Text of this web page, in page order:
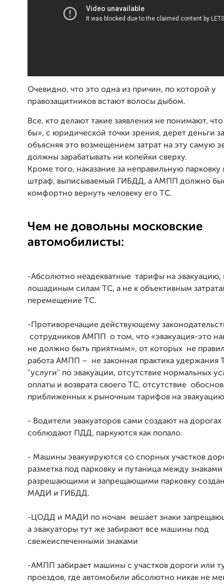
Очевидно, что это одна из причин, по которой у
правозащитников встают волосы дыбом.
Все, кто делают такие заявления не понимают,
бы», с юридической точки зрения, дерет деньги
объясняя это возмещением затрат на эту самую
должны зарабатывать ни копейки сверху.
Кроме того, наказание за неправильную парковку
штраф, выписываемый ГИБДД, а АМПП должно
комфортно вернуть человеку его ТС.
Чем не довольны московские
автомобилисты:
-Абсолютно неадекватные тарифы на эвакуацию,
лошадиным силам ТС, а не к объективным
перемещение ТС.
-Противоречащие действующему
сотрудников АМПП о том, что «эвакуация-это
не должно быть приятным», от которых не
работа АМПП – не законная практика удержания
"услуги" по эвакуации, отсутствие нормальных
оплаты и возврата своего ТС, отсутствие
приближенных к рыночным тарифов на
- Водители эвакуаторов сами создают на дорогах
соблюдают ПДД, паркуются как попало.
- Машины эвакуируются со спорных участков
разметка под парковку и путаница между знаками
разрешающими и запрещающими парковку
МАДИ и ГИБДД.
-ЦОДД и МАДИ по ночам вешает знаки
а эвакуаторы тут же забирают все машины под
свежеиспеченными знаками
-АМПП забирает машины с участков дороги или
проездов, где автомобили абсолютно никак не